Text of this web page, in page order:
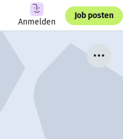
Anmelden
Job posten